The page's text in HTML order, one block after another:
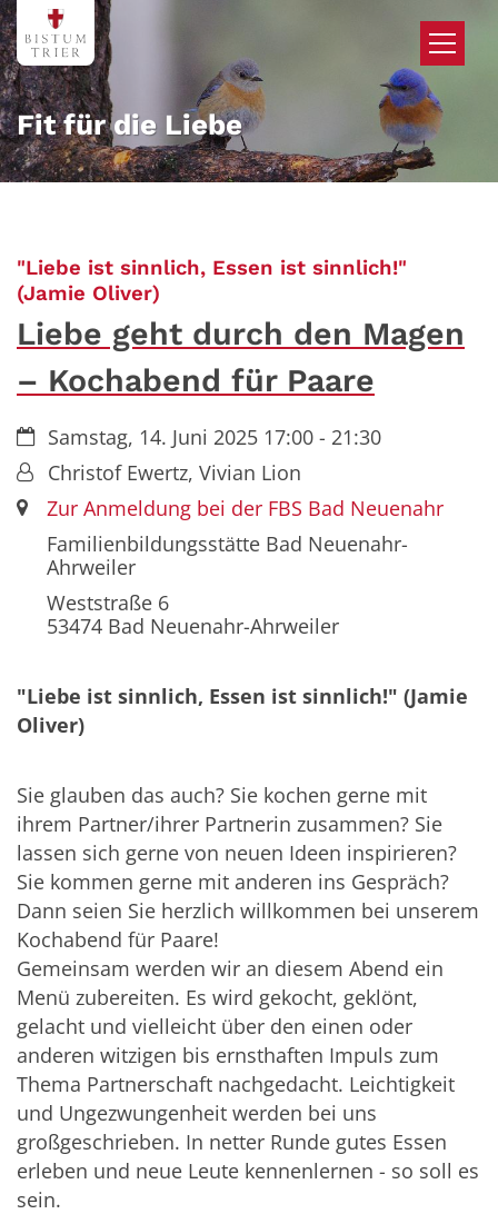
Zum Inhalt springen
Fit für die Liebe
"Liebe ist sinnlich, Essen ist sinnlich!"
(Jamie Oliver)
Liebe geht durch den Magen
– Kochabend für Paare
Datum:Samstag, 14. Juni 2025 17:00 - 21:30
Von:Christof Ewertz, Vivian Lion
Ort:Zur Anmeldung bei der FBS Bad Neuenahr
Familienbildungsstätte Bad Neuenahr-
Ahrweiler
Weststraße 6
53474Bad Neuenahr-Ahrweiler
"Liebe ist sinnlich, Essen ist sinnlich!" (Jamie
Oliver)
Sie glauben das auch? Sie kochen gerne mit
ihrem Partner/ihrer Partnerin zusammen? Sie
lassen sich gerne von neuen Ideen inspirieren?
Sie kommen gerne mit anderen ins Gespräch?
Dann seien Sie herzlich willkommen bei unserem
Kochabend für Paare!
Gemeinsam werden wir an diesem Abend ein
Menü zubereiten. Es wird gekocht, geklönt,
gelacht und vielleicht über den einen oder
anderen witzigen bis ernsthaften Impuls zum
Thema Partnerschaft nachgedacht. Leichtigkeit
und Ungezwungenheit werden bei uns
großgeschrieben. In netter Runde gutes Essen
erleben und neue Leute kennenlernen - so soll es
sein.